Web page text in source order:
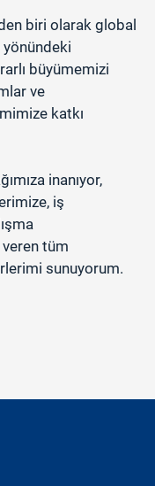
biri olarak global
yönündeki
büyümemizi
ve
katkı
inanıyor,
iş
tüm
sunuyorum.